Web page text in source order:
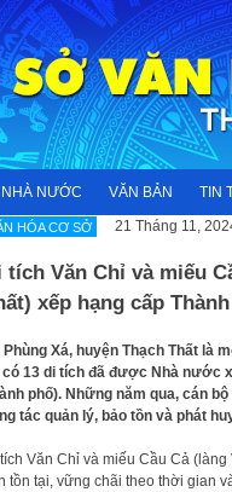
NƯỚC VĂN BẢN TIN
HÓA CƠ SỞ 21 Tháng 11,
tích Văn Chỉ và miếu
xếp hạng cấp
Phùng Xá, huyện Thạch Thất là
có 13 di tích đã được Nhà nước
phố). Những năm qua, cán
tác quản lý, bảo tồn và phát
Văn Chỉ và miếu Cầu Cả
tồn tại, vững chãi theo thời gian